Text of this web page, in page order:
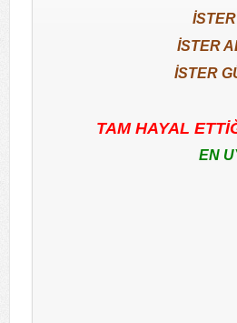
İSTER
İSTER
TAM HAYAL
EN